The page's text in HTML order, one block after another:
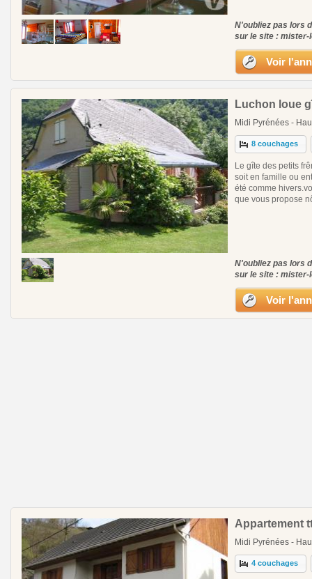
N'oubliez pas lors
sur le site : mister-
Voir
Luchon loue
Midi Pyrénées -
8 couchages
Le gîte des petits
soit en famille ou
été comme
que vous propose
N'oubliez pas lors
sur le site : mister-
Voir
Appartement
Midi Pyrénées -
4 couchages